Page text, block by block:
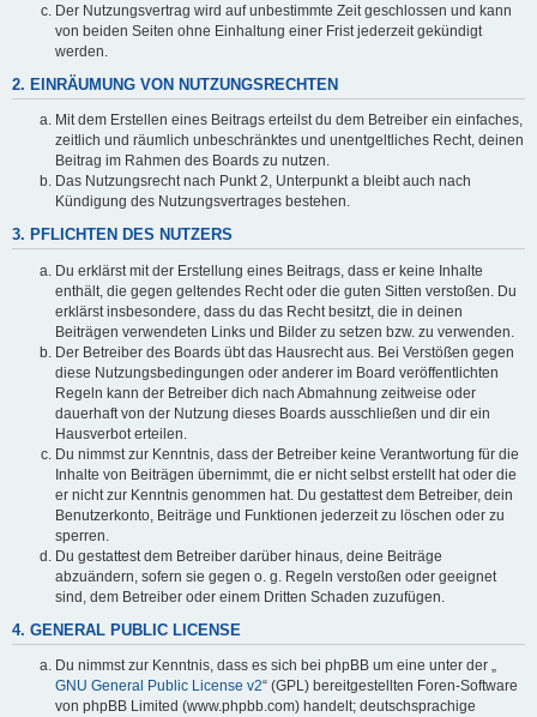
Der Nutzungsvertrag wird auf unbestimmte Zeit geschlossen und kann
von beiden Seiten ohne Einhaltung einer Frist jederzeit gekündigt
werden.
2. EINRÄUMUNG VON NUTZUNGSRECHTEN
Mit dem Erstellen eines Beitrags erteilst du dem Betreiber ein einfaches,
zeitlich und räumlich unbeschränktes und unentgeltliches Recht, deinen
Beitrag im Rahmen des Boards zu nutzen.
Das Nutzungsrecht nach Punkt 2, Unterpunkt a bleibt auch nach
Kündigung des Nutzungsvertrages bestehen.
3. PFLICHTEN DES NUTZERS
Du erklärst mit der Erstellung eines Beitrags, dass er keine Inhalte
enthält, die gegen geltendes Recht oder die guten Sitten verstoßen. Du
erklärst insbesondere, dass du das Recht besitzt, die in deinen
Beiträgen verwendeten Links und Bilder zu setzen bzw. zu verwenden.
Der Betreiber des Boards übt das Hausrecht aus. Bei Verstößen gegen
diese Nutzungsbedingungen oder anderer im Board veröffentlichten
Regeln kann der Betreiber dich nach Abmahnung zeitweise oder
dauerhaft von der Nutzung dieses Boards ausschließen und dir ein
Hausverbot erteilen.
Du nimmst zur Kenntnis, dass der Betreiber keine Verantwortung für die
Inhalte von Beiträgen übernimmt, die er nicht selbst erstellt hat oder die
er nicht zur Kenntnis genommen hat. Du gestattest dem Betreiber, dein
Benutzerkonto, Beiträge und Funktionen jederzeit zu löschen oder zu
sperren.
Du gestattest dem Betreiber darüber hinaus, deine Beiträge
abzuändern, sofern sie gegen o. g. Regeln verstoßen oder geeignet
sind, dem Betreiber oder einem Dritten Schaden zuzufügen.
4. GENERAL PUBLIC LICENSE
Du nimmst zur Kenntnis, dass es sich bei phpBB um eine unter der „
GNU General Public License v2“ (GPL) bereitgestellten Foren-Software
von phpBB Limited (www.phpbb.com) handelt; deutschsprachige